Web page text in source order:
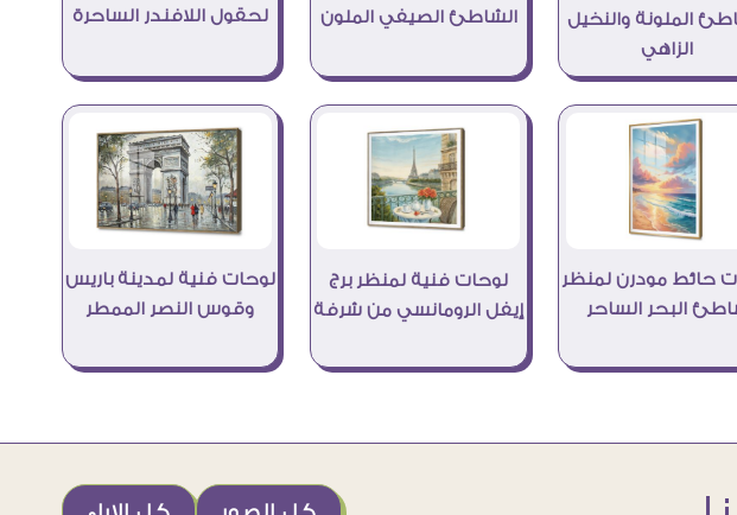
الملونة والنخيل
الزاهي
الشاطئ الصيفي الملون
لحقول اللافندر الساحرة
حائط مودرن لمنظر
البحر الساحر
لوحات فنية لمنظر برج
إيفل الرومانسي من شرفة
لوحات فنية لمدينة باريس
وقوس النصر الممطر